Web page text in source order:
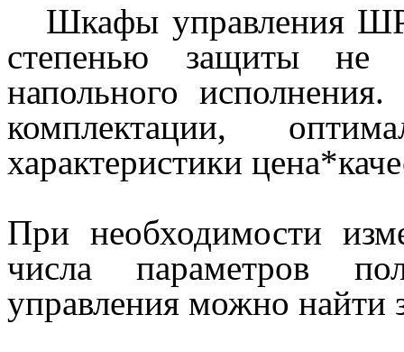
Шкафы управления
степенью защиты
напольного
комплектации,
характеристики
При необходимости
числа параметров
управления можно найти